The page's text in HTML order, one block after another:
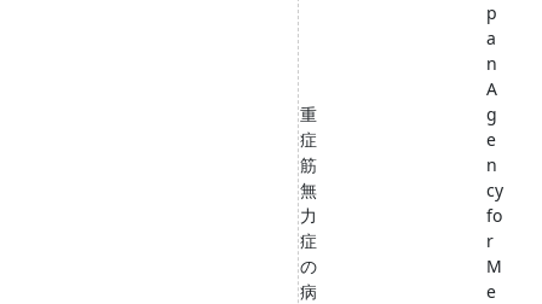
重
症
筋
無
力
症
の
病
p
a
n
A
g
e
n
cy
fo
r
M
e